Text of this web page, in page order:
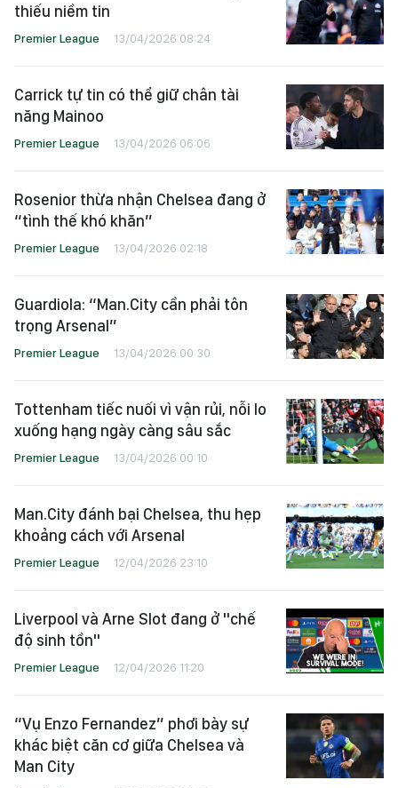
thiếu niềm tin
Premier League 13/04/2026 08:24
Carrick tự tin có thể giữ chân tài
năng Mainoo
Premier League 13/04/2026 06:06
Rosenior thừa nhận Chelsea đang ở
“tình thế khó khăn”
Premier League 13/04/2026 02:18
Guardiola: “Man.City cần phải tôn
trọng Arsenal”
Premier League 13/04/2026 00:30
Tottenham tiếc nuối vì vận rủi, nỗi lo
xuống hạng ngày càng sâu sắc
Premier League 13/04/2026 00:10
Man.City đánh bại Chelsea, thu hẹp
khoảng cách với Arsenal
Premier League 12/04/2026 23:10
Liverpool và Arne Slot đang ở "chế
độ sinh tồn"
Premier League 12/04/2026 11:20
“Vụ Enzo Fernandez” phơi bày sự
khác biệt căn cơ giữa Chelsea và
Man City